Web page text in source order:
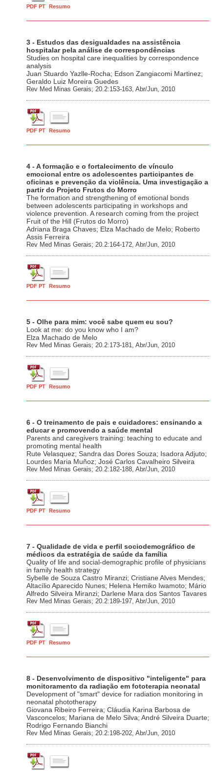
PDF PT Resumo
3 - Estudos das desigualdades na assistência
hospitalar pela análise de correspondências
Studies on hospital care inequalities by correspondence
analysis
Juan Stuardo Yazlle-Rocha; Edson Zangiacomi Martinez;
Geraldo Luiz Moreira Guedes
Rev Med Minas Gerais; 20.2:153-163, Abr/Jun, 2010
PDF PT Resumo
4 - A formação e o fortalecimento de vínculo
emocional entre os adolescentes participantes de
oficinas e prevenção da violência. Uma investigação a
partir do Projeto Frutos do Morro
The formation and strengthening of emotional bonds
between adolescents participating in workshops and
violence prevention. A research coming from the project
Fruit of the Hill (Frutos do Morro)
Adriana Braga Chaves; Elza Machado de Melo; Roberto
Assis Ferreira
Rev Med Minas Gerais; 20.2:164-172, Abr/Jun, 2010
PDF PT Resumo
5 - Olhe para mim: você sabe quem eu sou?
Look at me: do you know who I am?
Elza Machado de Melo
Rev Med Minas Gerais; 20.2:173-181, Abr/Jun, 2010
PDF PT Resumo
6 - O treinamento de pais e cuidadores: ensinando a
educar e promovendo a saúde mental
Parents and caregivers training: teaching to educate and
promoting mental health
Rute Velasquez; Sandra das Dores Souza; Isadora Adjuto;
Lourdes Maria Muñoz; José Carlos Cavalheiro Silveira
Rev Med Minas Gerais; 20.2:182-188, Abr/Jun, 2010
PDF PT Resumo
7 - Qualidade de vida e perfil sociodemográfico de
médicos da estratégia de saúde da família
Quality of life and social-demographic profile of physicians
in family health strategy
Sybelle de Souza Castro Miranzi; Cristiane Alves Mendes;
Altacílio Aparecido Nunes; Helena Hemiko Iwamoto; Mário
Alfredo Silveira Miranzi; Darlene Mara dos Santos Tavares
Rev Med Minas Gerais; 20.2:189-197, Abr/Jun, 2010
PDF PT Resumo
8 - Desenvolvimento de dispositivo "inteligente" para
monitoramento da radiação em fototerapia neonatal
Development of "smart" device for radiation monitoring in
neonatal phototherapy
Giovana Ribeiro Ferreira; Cláudia Karina Barbosa de
Vasconcelos; Mariana de Melo Silva; André Silveira Duarte;
Rodrigo Fernando Bianchi
Rev Med Minas Gerais; 20.2:198-202, Abr/Jun, 2010